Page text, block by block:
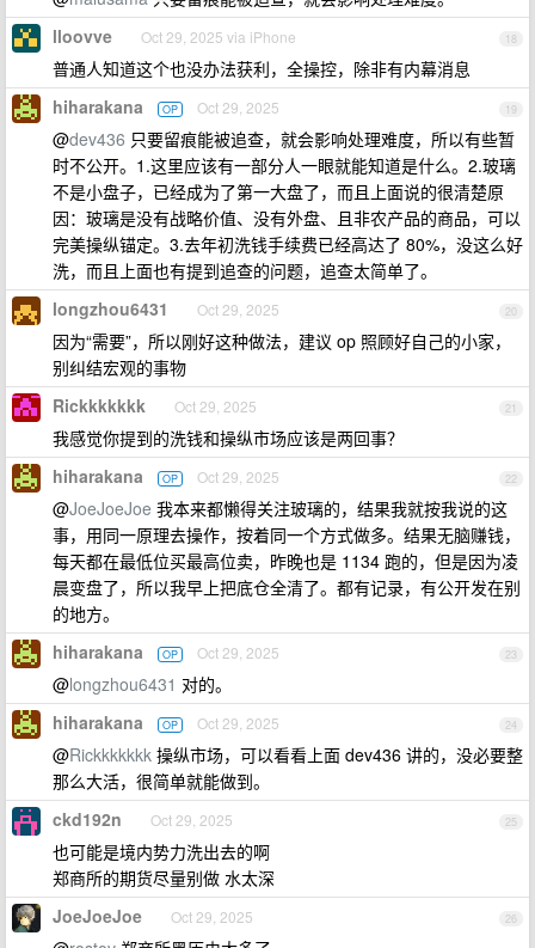
18
lloovve Oct 29, 2025 via iPhone
普通人知道这个也没办法获利，全操控，除非有内幕消息
19
hiharakana OP Oct 29, 2025
@dev436 只要留痕能被追查，就会影响处理难度，所以有些暂
时不公开。1.这里应该有一部分人一眼就能知道是什么。2.玻璃
不是小盘子，已经成为了第一大盘了，而且上面说的很清楚原
因：玻璃是没有战略价值、没有外盘、且非农产品的商品，可以
完美操纵锚定。3.去年初洗钱手续费已经高达了 80%，没这么好
洗，而且上面也有提到追查的问题，追查太简单了。
20
longzhou6431 Oct 29, 2025
因为“需要”，所以刚好这种做法，建议 op 照顾好自己的小家，
别纠结宏观的事物
21
Rickkkkkkk Oct 29, 2025
我感觉你提到的洗钱和操纵市场应该是两回事？
22
hiharakana OP Oct 29, 2025
@JoeJoeJoe 我本来都懒得关注玻璃的，结果我就按我说的这
事，用同一原理去操作，按着同一个方式做多。结果无脑赚钱，
每天都在最低位买最高位卖，昨晚也是 1134 跑的，但是因为凌
晨变盘了，所以我早上把底仓全清了。都有记录，有公开发在别
的地方。
23
hiharakana OP Oct 29, 2025
@longzhou6431 对的。
24
hiharakana OP Oct 29, 2025
@Rickkkkkkk 操纵市场，可以看看上面 dev436 讲的，没必要整
那么大活，很简单就能做到。
25
ckd192n Oct 29, 2025
也可能是境内势力洗出去的啊
郑商所的期货尽量别做 水太深
26
JoeJoeJoe Oct 29, 2025